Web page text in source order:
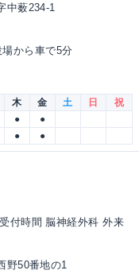
中薮234-1
から車で5分
木 金 土 日
祝
●
●
● ●
付時間 脳神経外科 外来
野50番地の1